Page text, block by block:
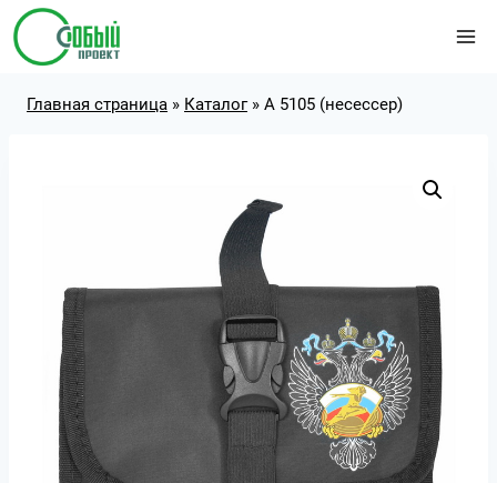
Перейти
содержимому
Главная страница » Каталог» А 5105 (несессер)